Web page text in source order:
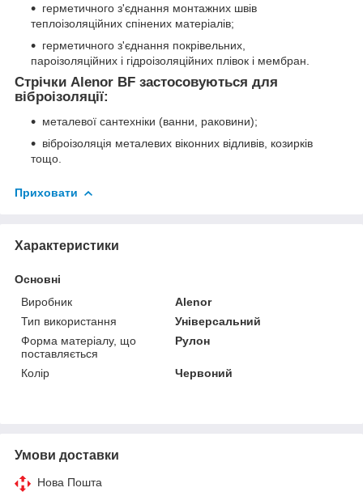
герметичного з'єднання монтажних швів
теплоізоляційних спінених матеріалів;
герметичного з'єднання покрівельних,
пароізоляційних і гідроізоляційних плівок і мембран.
Стрічки Alenor BF застосовуються для
віброізоляції:
металевої сантехніки (ванни, раковини);
віброізоляція металевих віконних відливів, козирків
тощо.
Приховати
Характеристики
Основні
Виробник
Alenor
Тип використання
Універсальний
Форма матеріалу, що
поставляється
Рулон
Колір Червоний
Умови доставки
Нова Пошта